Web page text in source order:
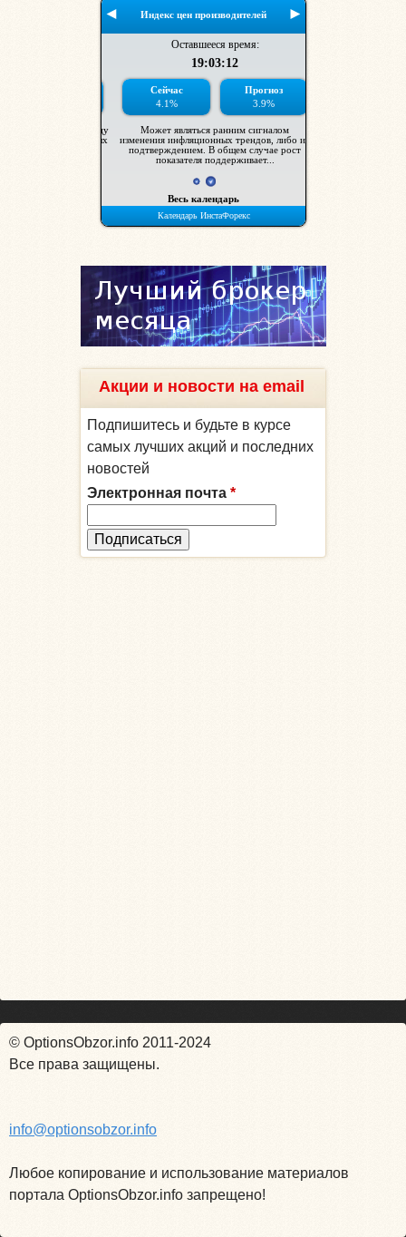
Акции и новости на email
Подпишитесь и будьте в курсе
самых лучших акций и последних
новостей
Электронная почта *
© OptionsObzor.info 2011-2024
Все права защищены.
info@optionsobzor.info
Любое копирование и использование материалов
портала OptionsObzor.info запрещено!